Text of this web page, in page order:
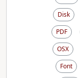
Disk
PDF
OSX
Font